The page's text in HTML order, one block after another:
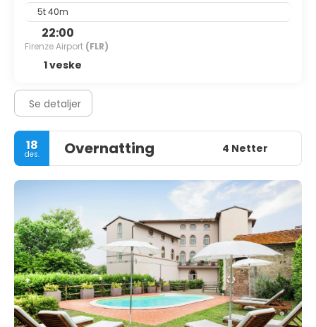
5t 40m
22:00
Firenze Airport (FLR)
1 veske
Se detaljer
18
des. Overnatting 4 Netter